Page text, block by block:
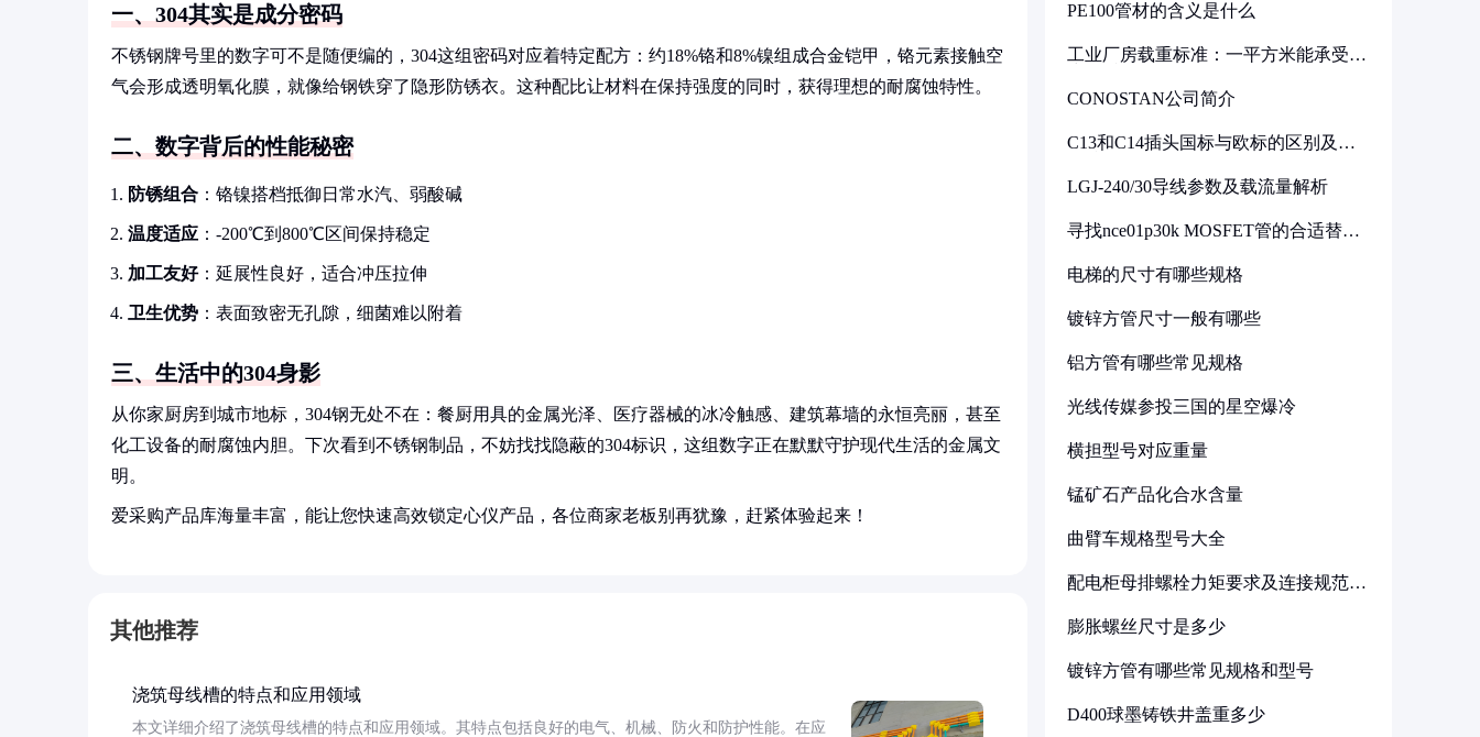
一、304其实是成分密码
不锈钢牌号里的数字可不是随便编的，304这组密码对应着特定配方：约18%铬和8%镍组成合金铠甲，铬元素接触空
气会形成透明氧化膜，就像给钢铁穿了隐形防锈衣。这种配比让材料在保持强度的同时，获得理想的耐腐蚀特性。
二、数字背后的性能秘密
防锈组合 ：铬镍搭档抵御日常水汽、弱酸碱
温度适应 ：-200℃到800℃区间保持稳定
加工友好：延展性良好，适合冲压拉伸
卫生优势 ：表面致密无孔隙，细菌难以附着
三、生活中的304身影
从你家厨房到城市地标，304钢无处不在：餐厨用具的金属光泽、医疗器械的冰冷触感、建筑幕墙的永恒亮丽，甚至
化工设备的耐腐蚀内胆。下次看到不锈钢制品，不妨找找隐蔽的304标识，这组数字正在默默守护现代生活的金属文
明。
爱采购产品库海量丰富，能让您快速高效锁定心仪产品，各位商家老板别再犹豫，赶紧体验起来！
其他推荐
浇筑母线槽的特点和应用领域
本文详细介绍了浇筑母线槽的特点和应用领域。其特点包括良好的电气、机械、防火和防护性能。在应
PE100管材的含义是什么
工业厂房载重标准：一平方米能承受多
CONOSTAN公司简介
C13和C14插头国标与欧标的区别及其
LGJ-240/30导线参数及载流量解析
寻找nce01p30k MOSFET管的合适替代
电梯的尺寸有哪些规格
镀锌方管尺寸一般有哪些
铝方管有哪些常见规格
光线传媒参投三国的星空爆冷
横担型号对应重量
锰矿石产品化合水含量
曲臂车规格型号大全
配电柜母排螺栓力矩要求及连接规范详
膨胀螺丝尺寸是多少
镀锌方管有哪些常见规格和型号
D400球墨铸铁井盖重多少